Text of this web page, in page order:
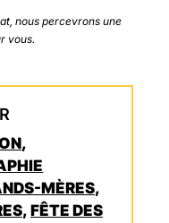
nous percevrons une
vous.
,
MÈRES,
, FÊTE DES